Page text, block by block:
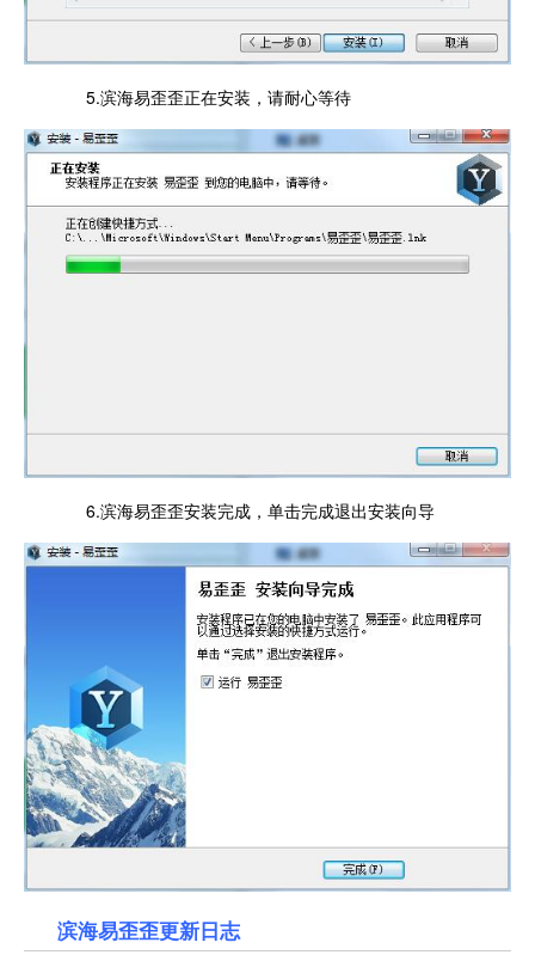
5.滨海易歪歪正在安装，请耐心等待
6.滨海易歪歪安装完成，单击完成退出安装向导
滨海易歪歪更新日志